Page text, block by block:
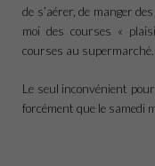
de s’aérer, de manger
moi des courses «
courses au supermarché.
Le seul inconvénient
forcément que le samedi